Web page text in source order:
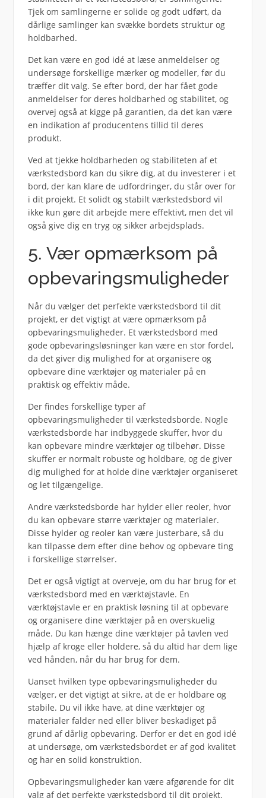
Tjek om samlingerne er solide og godt udført, da
dårlige samlinger kan svække bordets struktur og
holdbarhed.
Det kan være en god idé at læse anmeldelser og
undersøge forskellige mærker og modeller, før du
træffer dit valg. Se efter bord, der har fået gode
anmeldelser for deres holdbarhed og stabilitet, og
overvej også at kigge på garantien, da det kan være
en indikation af producentens tillid til deres
produkt.
Ved at tjekke holdbarheden og stabiliteten af et
værkstedsbord kan du sikre dig, at du investerer i et
bord, der kan klare de udfordringer, du står over for
i dit projekt. Et solidt og stabilt værkstedsbord vil
ikke kun gøre dit arbejde mere effektivt, men det vil
også give dig en tryg og sikker arbejdsplads.
5. Vær opmærksom på
opbevaringsmuligheder
Når du vælger det perfekte værkstedsbord til dit
projekt, er det vigtigt at være opmærksom på
opbevaringsmuligheder. Et værkstedsbord med
gode opbevaringsløsninger kan være en stor fordel,
da det giver dig mulighed for at organisere og
opbevare dine værktøjer og materialer på en
praktisk og effektiv måde.
Der findes forskellige typer af
opbevaringsmuligheder til værkstedsborde. Nogle
værkstedsborde har indbyggede skuffer, hvor du
kan opbevare mindre værktøjer og tilbehør. Disse
skuffer er normalt robuste og holdbare, og de giver
dig mulighed for at holde dine værktøjer organiseret
og let tilgængelige.
Andre værkstedsborde har hylder eller reoler, hvor
du kan opbevare større værktøjer og materialer.
Disse hylder og reoler kan være justerbare, så du
kan tilpasse dem efter dine behov og opbevare ting
i forskellige størrelser.
Det er også vigtigt at overveje, om du har brug for et
værkstedsbord med en værktøjstavle. En
værktøjstavle er en praktisk løsning til at opbevare
og organisere dine værktøjer på en overskuelig
måde. Du kan hænge dine værktøjer på tavlen ved
hjælp af kroge eller holdere, så du altid har dem lige
ved hånden, når du har brug for dem.
Uanset hvilken type opbevaringsmuligheder du
vælger, er det vigtigt at sikre, at de er holdbare og
stabile. Du vil ikke have, at dine værktøjer og
materialer falder ned eller bliver beskadiget på
grund af dårlig opbevaring. Derfor er det en god idé
at undersøge, om værkstedsbordet er af god kvalitet
og har en solid konstruktion.
Opbevaringsmuligheder kan være afgørende for dit
valg af det perfekte værkstedsbord til dit projekt.